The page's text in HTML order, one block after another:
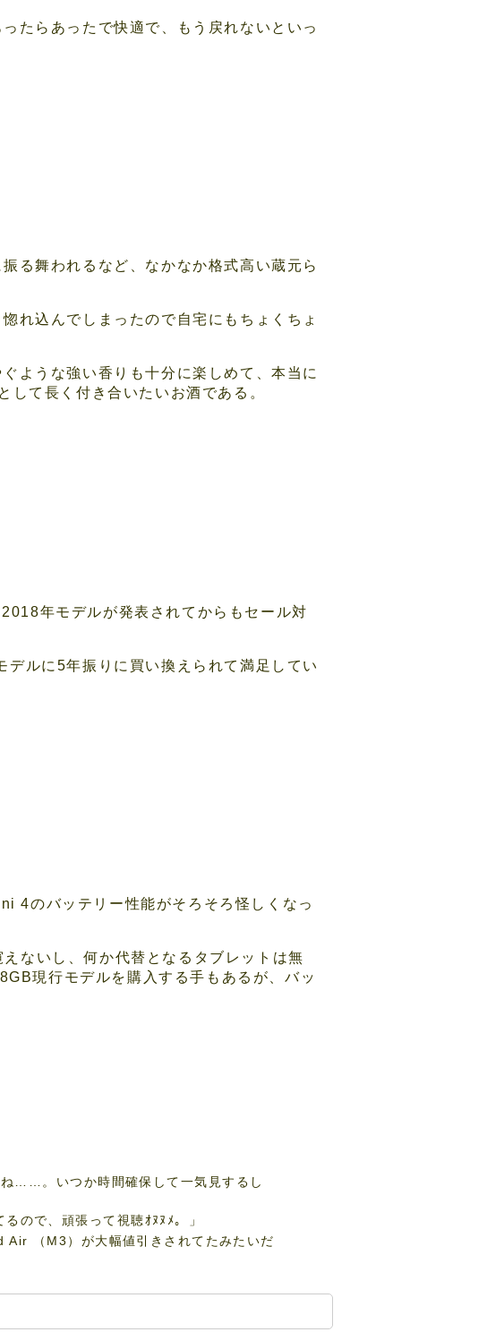
たらあったで快適で、もう戻れないといっ
る舞われるなど、なかなか格式高い蔵元ら
れ込んでしまったので自宅にもちょくちょ
ような強い香りも十分に楽しめて、本当に
て長く付き合いたいお酒である。
年モデルが発表されてからもセール対
ルに5年振りに買い換えられて満足してい
4のバッテリー性能がそろそろ怪しくなっ
ないし、何か代替となるタブレットは無
現行モデルを購入する手もあるが、バッ
ね……。いつか時間確保して一気見するし
ので、頑張って視聴ｵﾇﾇﾒ。」
Air （M3）が大幅値引きされてたみたいだ